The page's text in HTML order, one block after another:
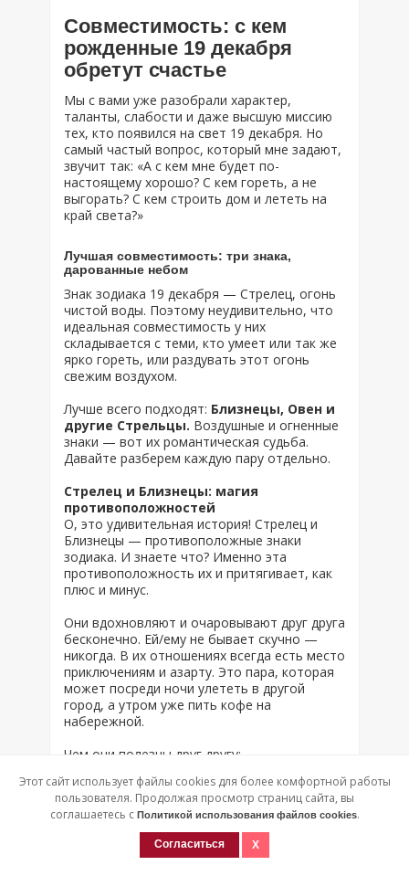
Совместимость: с кем
рожденные 19 декабря
обретут счастье
Мы с вами уже разобрали характер,
таланты, слабости и даже высшую миссию
тех, кто появился на свет 19 декабря. Но
самый частый вопрос, который мне задают,
звучит так: «А с кем мне будет по-
настоящему хорошо? С кем гореть, а не
выгорать? С кем строить дом и лететь на
край света?»
Лучшая совместимость: три знака,
дарованные небом
Знак зодиака 19 декабря — Стрелец, огонь
чистой воды. Поэтому неудивительно, что
идеальная совместимость у них
складывается с теми, кто умеет или так же
ярко гореть, или раздувать этот огонь
свежим воздухом.
Лучше всего подходят: Близнецы, Овен и
другие Стрельцы. Воздушные и огненные
знаки — вот их романтическая судьба.
Давайте разберем каждую пару отдельно.
Стрелец и Близнецы: магия
противоположностей
О, это удивительная история! Стрелец и
Близнецы — противоположные знаки
зодиака. И знаете что? Именно эта
противоположность их и притягивает, как
плюс и минус.
Они вдохновляют и очаровывают друг друга
бесконечно. Ей/ему не бывает скучно —
никогда. В их отношениях всегда есть место
приключениям и азарту. Это пара, которая
может посреди ночи улететь в другой
город, а утром уже пить кофе на
набережной.
Чем они полезны друг другу:
Стрелец помогает Близнецам расширять
кругозор, видеть глубже, не скользить по
поверхности.
Игривый характер Близнецов
Этот сайт использует файлы cookies для более комфортной работы
пользователя. Продолжая просмотр страниц сайта, вы
соглашаетесь с Политикой использования файлов cookies.
Согласиться